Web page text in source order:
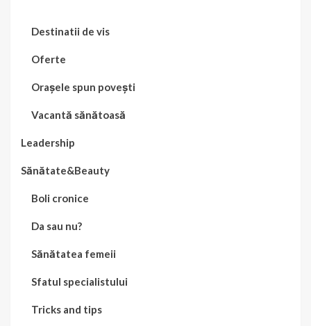
Destinatii de vis
Oferte
Orașele spun povești
Vacantă sănătoasă
Leadership
Sănătate&Beauty
Boli cronice
Da sau nu?
Sănătatea femeii
Sfatul specialistului
Tricks and tips